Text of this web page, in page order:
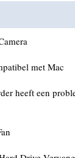
met Mac
heeft een